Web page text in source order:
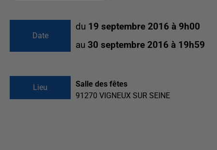
Date
du 19 septembre 2016 à 9h00
au 30 septembre 2016 à 19h59
Lieu
Salle des fêtes
91270 VIGNEUX SUR SEINE